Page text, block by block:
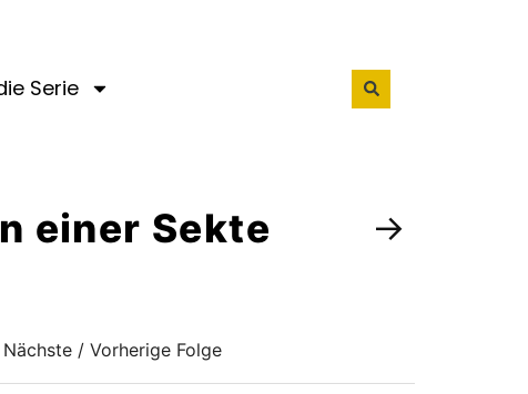
Serie
einer Sekte →
Nächste / Vorherige Folge